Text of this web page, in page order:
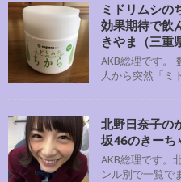
ミドリムシの
効果期待で飲
きやま（三重
AKB総理です。
人から突然「ミ
北野日奈子の
坂46のきーち
AKB総理です。
ンル別で一覧で